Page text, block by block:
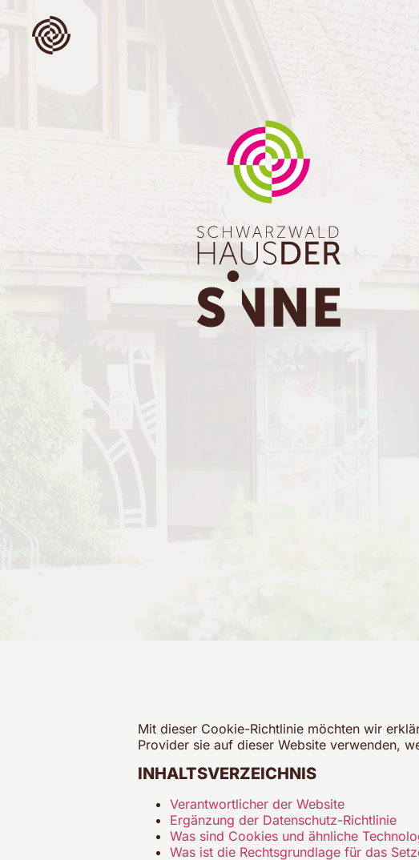
Mit dieser Cookie-Richtlinie möchten wir
Provider sie auf dieser Website verwenden,
INHALTSVERZEICHNIS
Verantwortlicher der Website
Ergänzung der Datenschutz-Richtlinie
Was sind Cookies und ähnliche
Was ist die Rechtsgrundlage für das